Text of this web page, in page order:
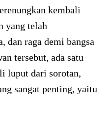
kembali
yang telah
dan raga demi bangsa
tersebut, ada satu
luput dari sorotan,
sangat penting, yaitu